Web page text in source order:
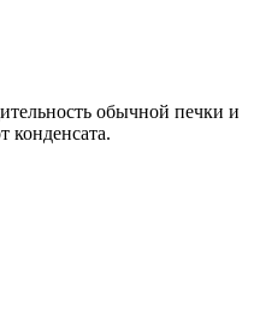
обычной печки и
конденсата.